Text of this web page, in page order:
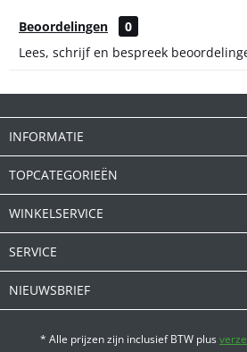
Beoordelingen
0
Lees, schrijf en bespreek
INFORMATIE
TOPCATEGORIEËN
WINKELSERVICE
SERVICE
NIEUWSBRIEF
* Alle prijzen zijn inclusief BTW plus